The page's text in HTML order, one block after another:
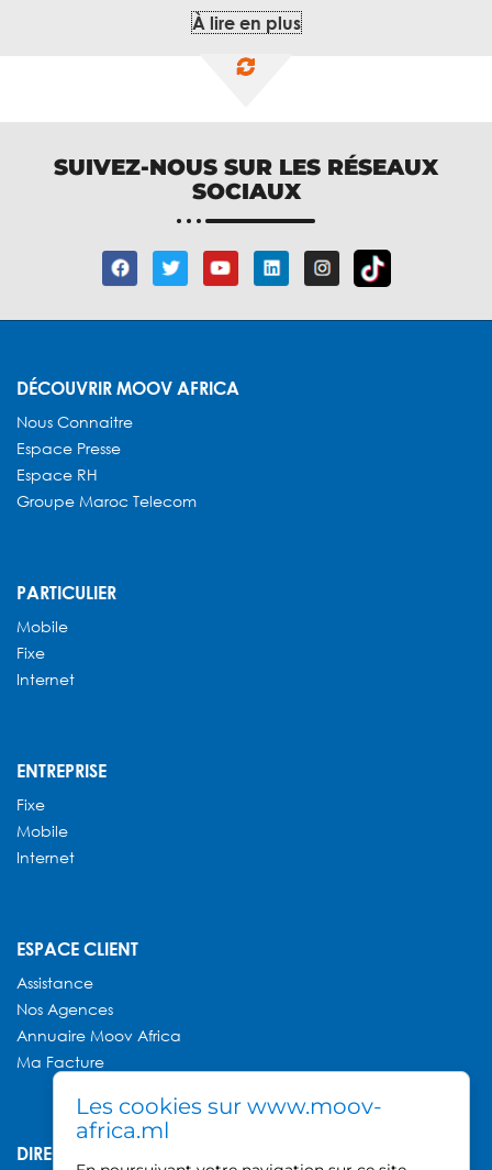
À lire en plus
SUIVEZ-NOUS SUR LES RÉSEAUX
SOCIAUX
DÉCOUVRIR MOOV AFRICA
Nous Connaitre
Espace Presse
Espace RH
Groupe Maroc Telecom
PARTICULIER
Mobile
Fixe
Internet
ENTREPRISE
Fixe
Mobile
Internet
ESPACE CLIENT
Assistance
Nos Agences
Annuaire Moov Africa
Ma Facture
DIRECTION GÉNÉRALE MOOV AFRICA
Les cookies sur www.moov-
africa.ml